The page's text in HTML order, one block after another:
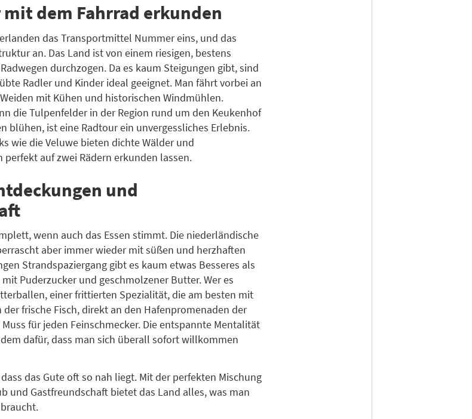
dem Fahrrad erkunden
das Transportmittel Nummer eins, und das
an. Das Land ist von einem riesigen, bestens
durchzogen. Da es kaum Steigungen gibt, sind
Radler und Kinder ideal geeignet. Man fährt vorbei an
mit Kühen und historischen Windmühlen.
die Tulpenfelder in der Region rund um den Keukenhof
blühen, ist eine Radtour ein unvergessliches Erlebnis.
wie die Veluwe bieten dichte Wälder und
perfekt auf zwei Rädern erkunden lassen.
und
wenn auch das Essen stimmt. Die niederländische
aber immer wieder mit süßen und herzhaften
Strandspaziergang gibt es kaum etwas Besseres als
Puderzucker und geschmolzener Butter. Wer es
einer frittierten Spezialität, die am besten mit
frische Fisch, direkt an den Hafenpromenaden der
für jeden Feinschmecker. Die entspannte Mentalität
dafür, dass man sich überall sofort willkommen
das Gute oft so nah liegt. Mit der perfekten Mischung
und Gastfreundschaft bietet das Land alles, was man